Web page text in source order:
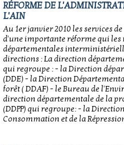
RÉFORME DE
L'AIN
Au 1er janvier 2010 les services
d'une importante réforme qui les
départementales
directions : La direction
qui regroupe : - la Direction
(DDE) - la Direction
forêt ( DDAF) - le Bureau de
direction départementale de la
(DDPP) qui regroupe: - la
Consommation et de la